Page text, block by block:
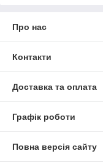
Про нас
Контакти
Доставка та оплата
Графік роботи
Повна версія сайту